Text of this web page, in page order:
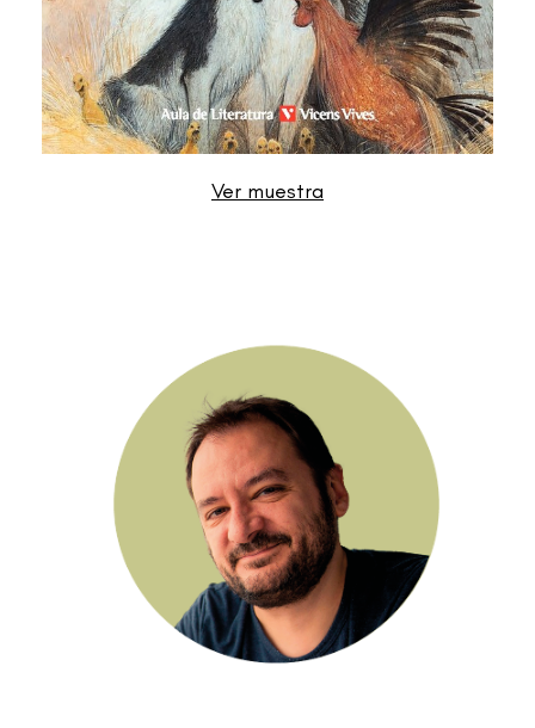
Ver muestra